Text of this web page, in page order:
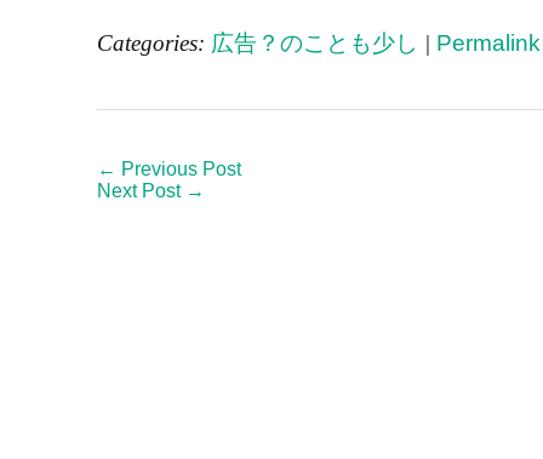
Categories: 広告？のことも少し | Permalink
← Previous Post
Next Post →